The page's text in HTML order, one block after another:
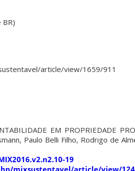
article/view/1659/911
EM PROPRIEDADE
Paulo Belli Filho, Rodrigo de
19